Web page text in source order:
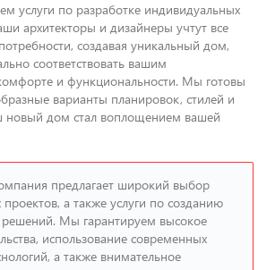
услуги по разработке индивидуальных
архитекторы и дизайнеры учтут все
создавая уникальный дом,
соответствовать вашим
и функциональности. Мы готовы
варианты планировок, стилей и
новый дом стал воплощением вашей
предлагает широкий выбор
проектов, а также услуги по созданию
Мы гарантируем высокое
использование современных
а также внимательное